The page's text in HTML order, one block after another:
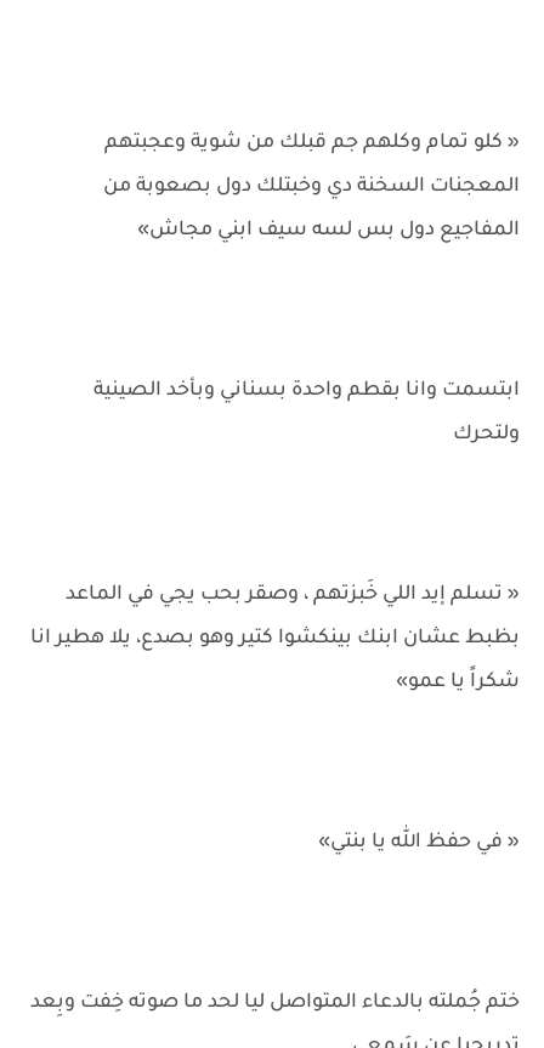
« كلو تمام وكلهم جم قبلك من شوية وعجبتهم
المعجنات السخنة دي وخبتلك دول بصعوبة من
المفاجيع دول بس لسه سيف ابني مجاش»
ابتسمت وانا بقطم واحدة بسناني وبأخد الصينية
ولتحرك
« تسلم إيد اللي خَبزتهم ، وصقر بحب يجي في الماعد
بظبط عشان ابنك بينكشوا كتير وهو بصدع، يلا هطير انا
شكراً يا عمو»
« في حفظ الله يا بنتي»
ختم جُملته بالدعاء المتواصل ليا لحد ما صوته خِفت وبِعد